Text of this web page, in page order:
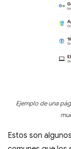
Ejemplo de una
Estos son